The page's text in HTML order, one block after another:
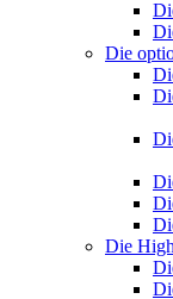
Die
Die